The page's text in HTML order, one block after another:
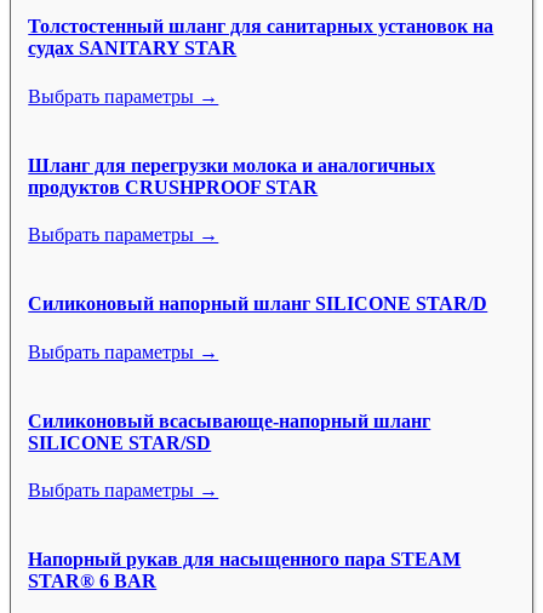
Толстостенный шланг для санитарных установок на
судах SANITARY STAR
Выбрать параметры →
Шланг для перегрузки молока и аналогичных
продуктов CRUSHPROOF STAR
Выбрать параметры →
Силиконовый напорный шланг SILICONE STAR/D
Выбрать параметры →
Силиконовый всасывающе-напорный шланг
SILICONE STAR/SD
Выбрать параметры →
Напорный рукав для насыщенного пара STEAM
STAR® 6 BAR